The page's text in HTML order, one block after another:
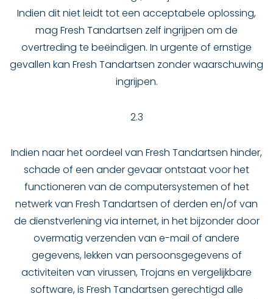
Indien dit niet leidt tot een acceptabele oplossing,
mag Fresh Tandartsen zelf ingrijpen om de
overtreding te beëindigen. In urgente of ernstige
gevallen kan Fresh Tandartsen zonder waarschuwing
ingrijpen.
2.3
Indien naar het oordeel van Fresh Tandartsen hinder,
schade of een ander gevaar ontstaat voor het
functioneren van de computersystemen of het
netwerk van Fresh Tandartsen of derden en/of van
de dienstverlening via internet, in het bijzonder door
overmatig verzenden van e-mail of andere
gegevens, lekken van persoonsgegevens of
activiteiten van virussen, Trojans en vergelijkbare
software, is Fresh Tandartsen gerechtigd alle